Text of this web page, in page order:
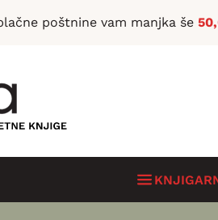
poštnine vam manjka še